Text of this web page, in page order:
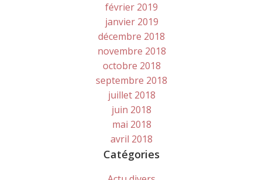
février 2019
janvier 2019
décembre 2018
novembre 2018
octobre 2018
septembre 2018
juillet 2018
juin 2018
mai 2018
avril 2018
Catégories